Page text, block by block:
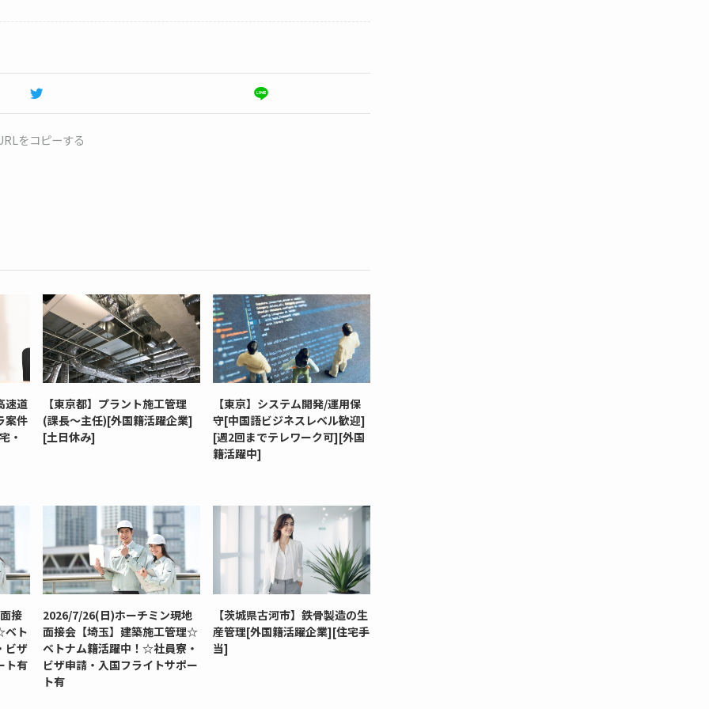
をコピーする
速道
案件
・
【東京都】プラント施工管理
(課長～主任)[外国籍活躍企業]
[土日休み]
【東京】システム開発/運用保
守[中国語ビジネスレベル歓迎]
[週2回までテレワーク可][外国
籍活躍中]
接
ベト
ビザ
ト有
2026/7/26(日)ホーチミン現地
面接会【埼玉】建築施工管理☆
ベトナム籍活躍中！☆社員寮・
ビザ申請・入国フライトサポー
ト有
【茨城県古河市】鉄骨製造の生
産管理[外国籍活躍企業][住宅手
当]